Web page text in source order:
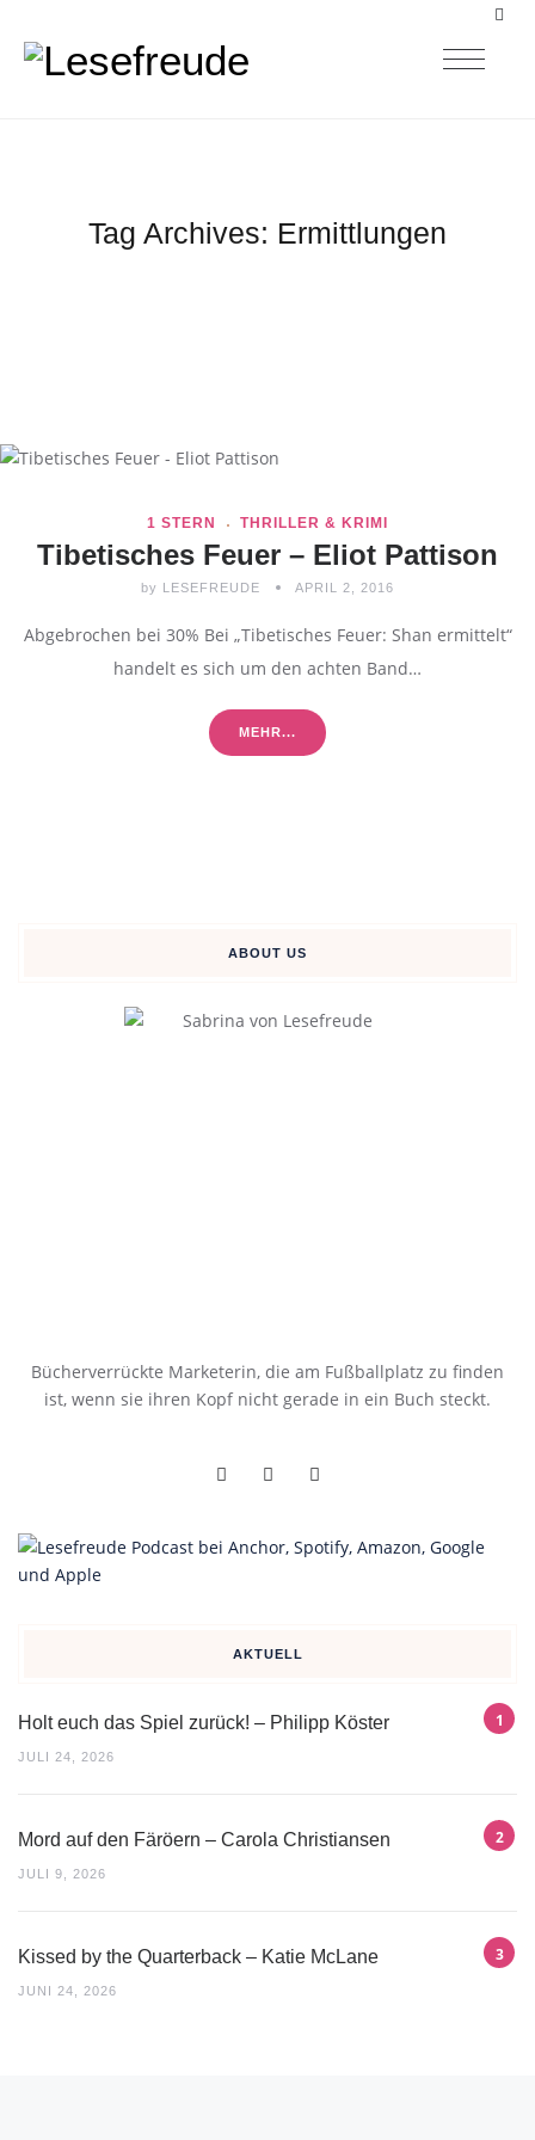
Tag Archives: Ermittlungen
1 STERN THRILLER & KRIMI
Tibetisches Feuer – Eliot Pattison
by LESEFREUDE APRIL 2, 2016
Abgebrochen bei 30% Bei „Tibetisches Feuer: Shan ermittelt“
handelt es sich um den achten Band…
MEHR...
ABOUT US
Bücherverrückte Marketerin, die am Fußballplatz zu finden
ist, wenn sie ihren Kopf nicht gerade in ein Buch steckt.
AKTUELL
Holt euch das Spiel zurück! – Philipp Köster
JULI 24, 2026
Mord auf den Färöern – Carola Christiansen
JULI 9, 2026
Kissed by the Quarterback – Katie McLane
JUNI 24, 2026